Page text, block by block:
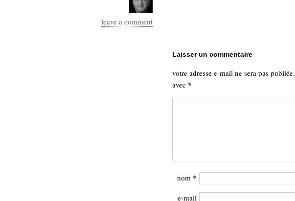
leave a comment
Laisser un commentaire
votre adresse e-mail ne sera pas publiée.
avec *
nom *
e-mail
business_model
cinéma